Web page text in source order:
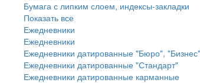
Бумага с липким слоем, индексы-закладки
Показать все
Ежедневники
Ежедневники
Ежедневники датированные "Бюро",
Ежедневники датированные "Стандарт"
Ежедневники датированные карманные